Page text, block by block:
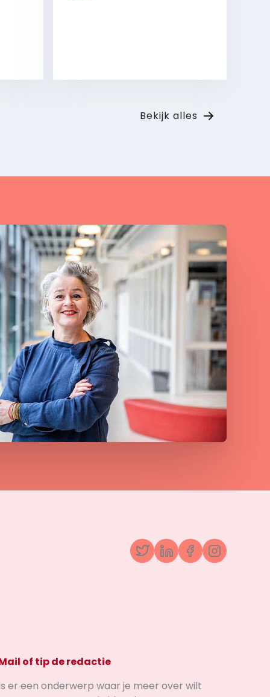
Bekijk alles
TwitterLinkedInFacebook
of tip de redactie
er een onderwerp waar je meer over wilt